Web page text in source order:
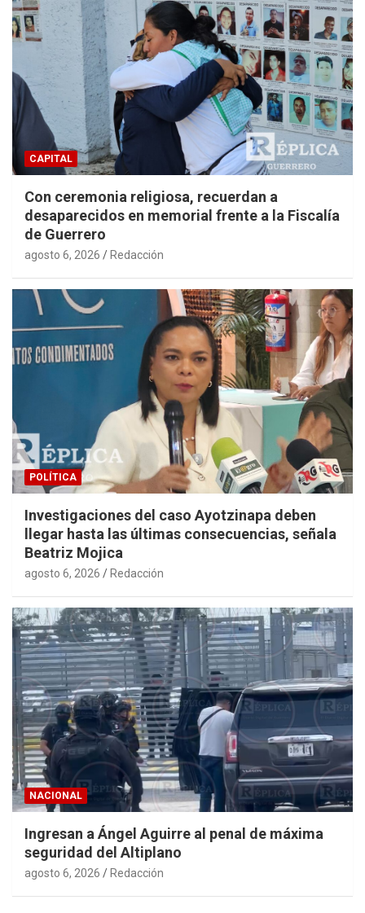
CAPITAL
Con ceremonia religiosa, recuerdan a
desaparecidos en memorial frente a la Fiscalía
de Guerrero
agosto 6, 2026 Redacción
POLÍTICA
Investigaciones del caso Ayotzinapa deben
llegar hasta las últimas consecuencias, señala
Beatriz Mojica
agosto 6, 2026 Redacción
NACIONAL
Ingresan a Ángel Aguirre al penal de máxima
seguridad del Altiplano
agosto 6, 2026 Redacción